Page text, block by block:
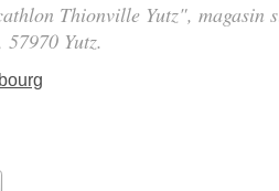
Thionville Yutz", magasin
57970 Yutz.